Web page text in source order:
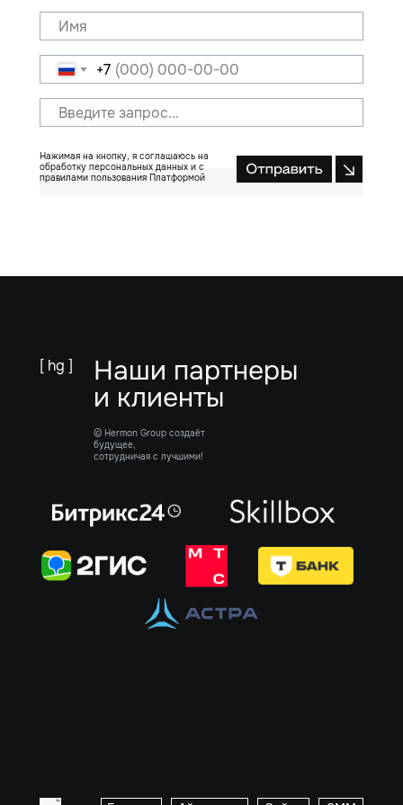
+7
Отправить
Нажимая на кнопку, я соглашаюсь на
обработку персональных данных и с
правилами пользования Платформой
[ hg ] Наши партнеры
и клиенты
© Hermon Group создаёт
будущее,
сотрудничая с лучшими!